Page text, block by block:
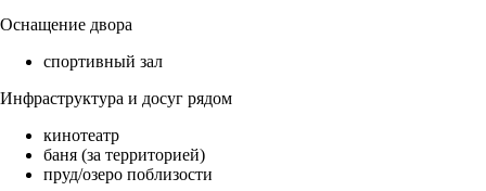
Оснащение двора
спортивный зал
Инфраструктура и досуг рядом
кинотеатр
баня (за территорией)
пруд/озеро поблизости